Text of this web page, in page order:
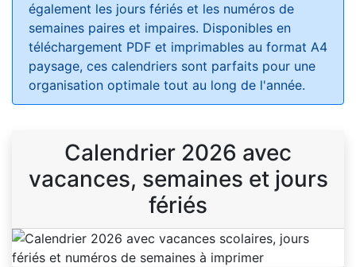
également les jours fériés et les numéros de
semaines paires et impaires. Disponibles en
téléchargement PDF et imprimables au format A4
paysage, ces calendriers sont parfaits pour une
organisation optimale tout au long de l'année.
Calendrier 2026 avec
vacances, semaines et jours
fériés